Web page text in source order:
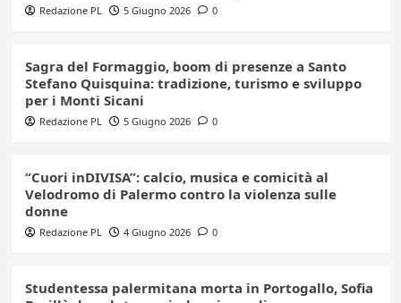
Redazione PL 5 Giugno 2026 0
Sagra del Formaggio, boom di presenze a Santo
Stefano Quisquina: tradizione, turismo e sviluppo
per i Monti Sicani
Redazione PL 5 Giugno 2026 0
“Cuori inDIVISA”: calcio, musica e comicità al
Velodromo di Palermo contro la violenza sulle
donne
Redazione PL 4 Giugno 2026 0
Studentessa palermitana morta in Portogallo, Sofia